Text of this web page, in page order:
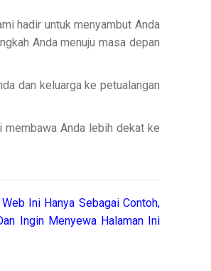
hadir untuk menyambut Anda
Anda menuju masa depan
dan keluarga ke petualangan
membawa Anda lebih dekat ke
Ini Hanya Sebagai Contoh,
Ingin Menyewa Halaman Ini